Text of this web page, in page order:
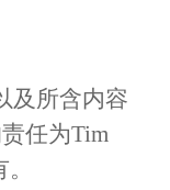
及所含内容
任为Tim